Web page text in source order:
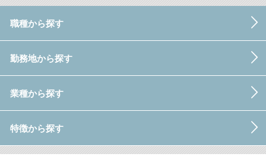
職種から探す
勤務地から探す
業種から探す
特徴から探す